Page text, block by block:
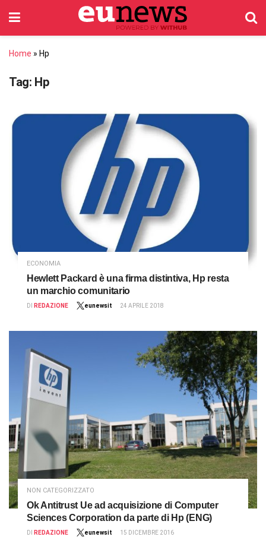
Home » Hp
Tag: Hp
ECONOMIA
Hewlett Packard è una firma distintiva, Hp resta
un marchio comunitario
DI REDAZIONE eunewsit 24 APRILE 2018
NON CATEGORIZZATO
Ok Antitrust Ue ad acquisizione di Computer
Sciences Corporation da parte di Hp (ENG)
DI REDAZIONE eunewsit 15 DICEMBRE 2016